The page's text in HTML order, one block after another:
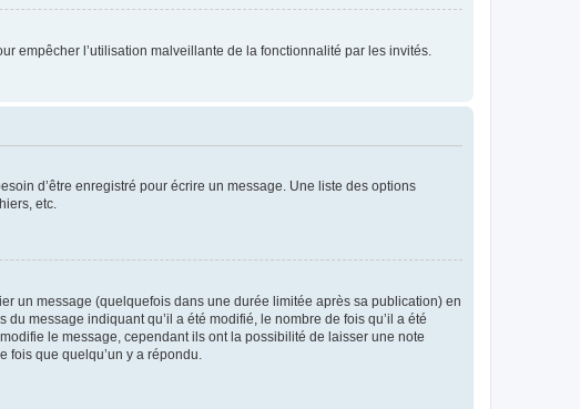
empêcher l’utilisation malveillante de la fonctionnalité par les invités.
d’être enregistré pour écrire un message. Une liste des options
etc.
un message (quelquefois dans une durée limitée après sa publication) en
message indiquant qu’il a été modifié, le nombre de fois qu’il a été
le message, cependant ils ont la possibilité de laisser une note
que quelqu’un y a répondu.